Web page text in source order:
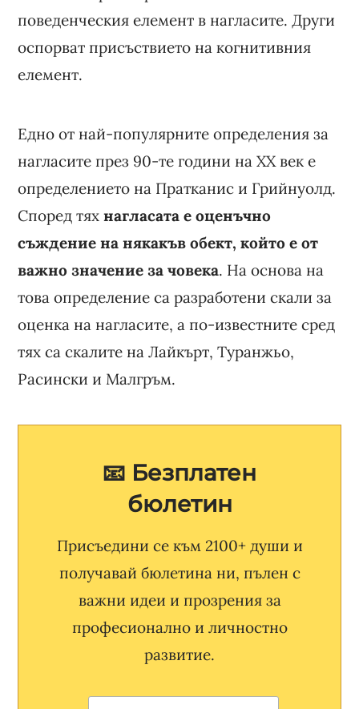
поведенческия елемент в нагласите. Други
оспорват присъствието на когнитивния
елемент.
Едно от най-популярните определения за
нагласите през 90-те години на ХХ век е
определението на Пратканис и Грийнуолд.
Според тяхнагласата е оценъчно
съждение на някакъв обект, който е от
важно значение за човека. На основа на
това определение са разработени скали за
оценка на нагласите, а по-известните сред
тях са скалите на Лайкърт, Туранжьо,
Расински и Малгръм.
📧 Безплатен
бюлетин
Присъедини се към 2100+ души и
получавай бюлетина ни, пълен с
важни идеи и прозрения за
професионално и личностно
развитие.